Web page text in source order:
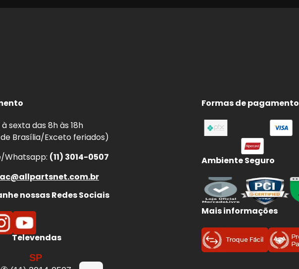
sexta das 8h às 18h
Brasília/Exceto feriados)
Whatsapp: (11) 3014-0507
nossas Redes Sociais
Televendas
SP
Formas de pagamento
Ambiente Seguro
Mais informações